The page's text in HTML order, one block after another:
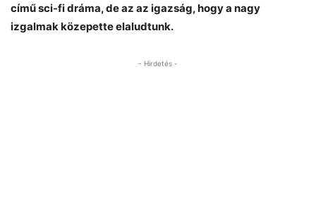
című sci-fi dráma, de az az igazság, hogy a nagy
izgalmak közepette elaludtunk.
- Hirdetés -